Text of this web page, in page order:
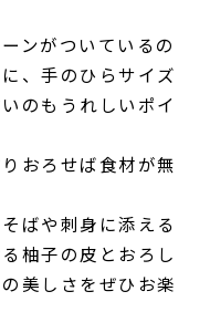
ンがついているの
、手のひらサイズ
のもうれしいポイ
おろせば食材が無
ばや刺身に添える
柚子の皮とおろし
美しさをぜひお楽